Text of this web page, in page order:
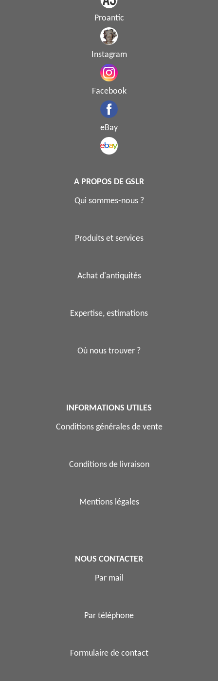
Proantic
Instagram
Facebook
eBay
A PROPOS DE GSLR
Qui sommes-nous ?
Produits et services
Achat d'antiquités
Expertise, estimations
Où nous trouver ?
INFORMATIONS UTILES
Conditions générales de vente
Conditions de livraison
Mentions légales
NOUS CONTACTER
Par mail
Par téléphone
Formulaire de contact